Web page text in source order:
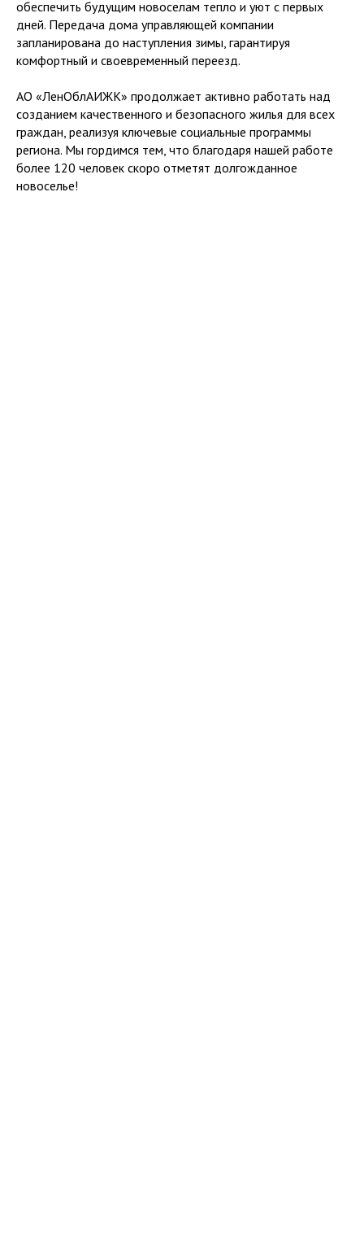
обеспечить будущим новоселам тепло и уют с первых
дней. Передача дома управляющей компании
запланирована до наступления зимы, гарантируя
комфортный и своевременный переезд.
АО «ЛенОблАИЖК» продолжает активно работать над
созданием качественного и безопасного жилья для всех
граждан, реализуя ключевые социальные программы
региона. Мы гордимся тем, что благодаря нашей работе
более 120 человек скоро отметят долгожданное
новоселье!